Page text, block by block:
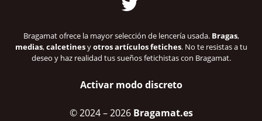
Bragamat ofrece la mayor selección de lencería usada. Bragas,
medias,calcetinesyotros artículos fetiches. No te resistas a tu
deseo y haz realidad tus sueños fetichistas con Bragamat.
Activar modo discreto
© 2024– 2026 Bragamat.es